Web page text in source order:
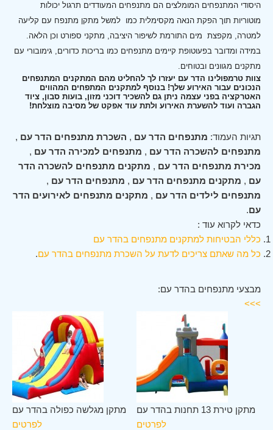
היסודי המתנפחים המומלצים הם מתנפחים המעודדים תרגול יכולות
מוטוריות תוך הפקת הנאה מקסימלית כמו למשל מתקן מתנפח עם קליעה
למטרה, מקפצת מים התורמת לשיפור היציבה, מתקני ספורט וכן הלאה.
במידה ומדובר בפעוטופת קיימים מתנפחים כמו בריכות כדורים, גימובורי עם
מתקנים מגוונים ובטוחים.
צוות טרמפולינו הדר עם יעזרו לך להחליט מהם המתקנים המתנפחים
הנכונים עבור האירוע שלך! בנוסף למתקנים המתפחים המהווים
האטרקציה בפני עצמה ניתן גם להשכיר דוכני מזון, בועות סבון, ציוד
הגברה ועוד להשערת האירוע ולתת עוד אפקט של מסיבה מוצלחת!
תגיות העמוד: מתנפחים הדר עם , השכרת מתנפחים הדר עם ,
מתנפחים להשכרה הדר עם , מתנפחים למכירה הדר עם ,
מכירת מתנפחים הדר עם , מתקנים מתנפחים להשכרה הדר
עם , מתקנים מתנפחים הדר עם , מתנפחים הדר עם ,
מתנפחים לילדים הדר עם , מתקנים מתנפחים לאירועים הדר
עם.
כדאי לקרוא עוד :
כללי הבטיחות למתקנים מתנפחים בהדר עם
כל מה שאתם צריכים לדעת על השכרת מתנפחים בהדר עם.
מבצעי מתנפחים בהדר עם:
>>>
מתקן מגלשה כפולה בהדר עם
לפרטים
מתקן טירת 13 תחנות בהדר עם
לפרטים